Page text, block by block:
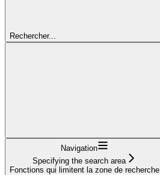
Rechercher...
Navigation
Specifying the search area
Fonctions qui limitent la zone de recherche